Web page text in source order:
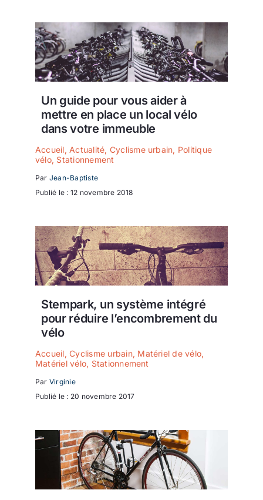
Un guide pour vous aider à
mettre en place un local vélo
dans votre immeuble
Accueil, Actualité, Cyclisme urbain, Politique
vélo, Stationnement
Par Jean-Baptiste
Publié le : 12 novembre 2018
Stempark, un système intégré
pour réduire l’encombrement du
vélo
Accueil,Cyclisme urbain, Matériel de vélo,
Matériel vélo, Stationnement
Par Virginie
Publié le : 20 novembre 2017